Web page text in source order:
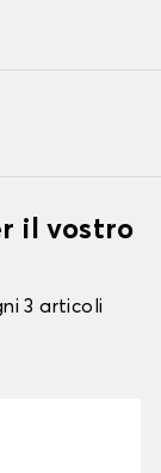
il vostro
3 articoli